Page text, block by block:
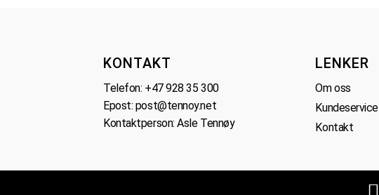
KONTAKT
Telefon: +47 928 35 300
Epost: post@tennoy.net
Kontaktperson: Asle Tennøy
LENKER
Om oss
Kundeservice
Kontakt